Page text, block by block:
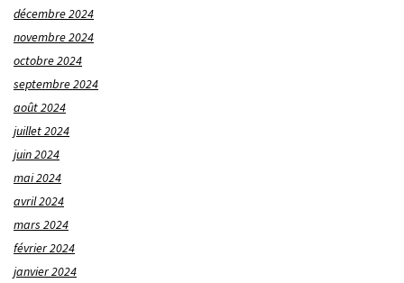
décembre 2024
novembre 2024
octobre 2024
septembre 2024
août 2024
juillet 2024
juin 2024
mai 2024
avril 2024
mars 2024
février 2024
janvier 2024